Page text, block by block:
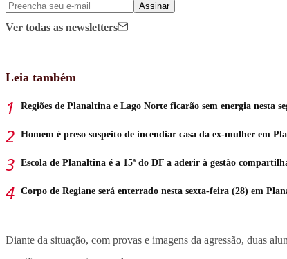
Assinar
Ver todas as newsletters
Leia também
Regiões de Planaltina e Lago Norte ficarão sem energia nesta
Homem é preso suspeito de incendiar casa da ex-mulher em
Escola de Planaltina é a 15ª do DF a aderir à gestão
Corpo de Regiane será enterrado nesta sexta-feira (28) em
Diante da situação, com provas e imagens da agressão, duas